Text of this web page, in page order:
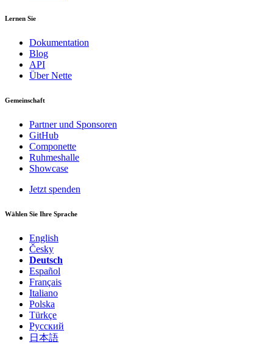
Lernen Sie
Dokumentation
Blog
API
Über Nette
Gemeinschaft
Partner und Sponsoren
GitHub
Componette
Ruhmeshalle
Showcase
Jetzt spenden
Wählen Sie Ihre Sprache
English
Česky
Deutsch
Español
Français
Italiano
Polska
Türkçe
Русский
日本語